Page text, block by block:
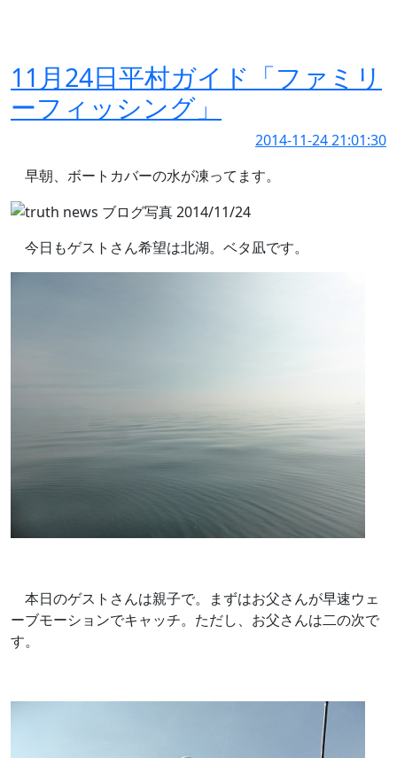
11月24日平村ガイド「ファミリ
ーフィッシング」
2014-11-24 21:01:30
早朝、ボートカバーの水が凍ってます。
今日もゲストさん希望は北湖。ベタ凪です。
本日のゲストさんは親子で。まずはお父さんが早速ウェ
ーブモーションでキャッチ。ただし、お父さんは二の次で
す。